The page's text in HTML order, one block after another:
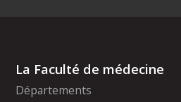
La Faculté de médecine
Départements